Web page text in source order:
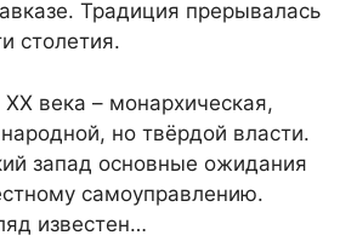
Традиция прерывалась
столетия.
века – монархическая,
но твёрдой власти.
запад основные ожидания
самоуправлению.
известен…